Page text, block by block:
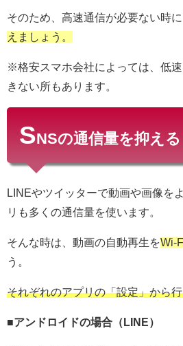
そのため、高速通信が必要ない時
えましょう。
※格安スマホ会社によっては、低
きない所もあります。
SNSの通信量を抑える
LINEやツイッターで動画や画像を
リも多くの通信量を使います。
そんな時は、動画の自動再生をWi-
う。
それぞれのアプリの「設定」から
■アンドロイドの場合（LINE）